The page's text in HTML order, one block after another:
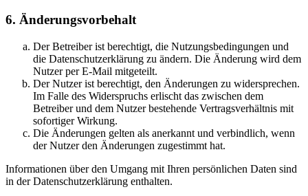
6. Änderungsvorbehalt
Der Betreiber ist berechtigt, die Nutzungsbedingungen und
die Datenschutzerklärung zu ändern. Die Änderung wird dem
Nutzer per E-Mail mitgeteilt.
Der Nutzer ist berechtigt, den Änderungen zu widersprechen.
Im Falle des Widerspruchs erlischt das zwischen dem
Betreiber und dem Nutzer bestehende Vertragsverhältnis mit
sofortiger Wirkung.
Die Änderungen gelten als anerkannt und verbindlich, wenn
der Nutzer den Änderungen zugestimmt hat.
Informationen über den Umgang mit Ihren persönlichen Daten sind
in der Datenschutzerklärung enthalten.